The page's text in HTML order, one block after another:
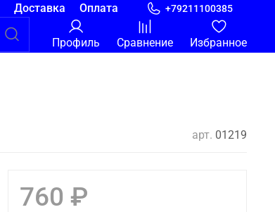
Доставка Оплата +79211100385
Профиль Сравнение Избранное
арт. 01219
760 ₽